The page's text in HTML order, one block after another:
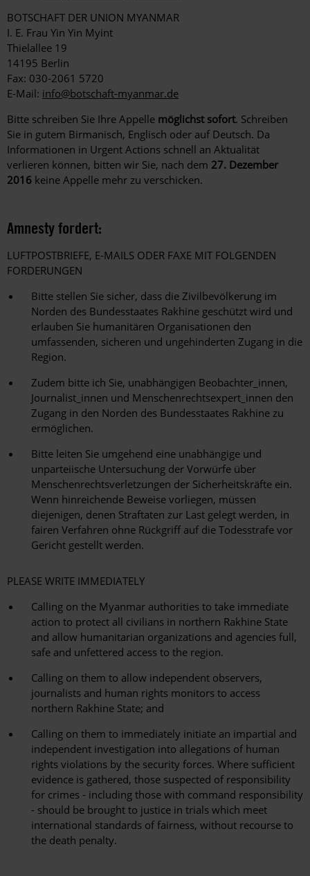
BOTSCHAFT DER UNION MYANMAR
I. E. Frau Yin Yin Myint
Thielallee 19
14195 Berlin
Fax: 030-2061 5720
E-Mail: info@botschaft-myanmar.de
Bitte schreiben Sie Ihre Appelle möglichst sofort. Schreiben
Sie in gutem Birmanisch, Englisch oder auf Deutsch. Da
Informationen in Urgent Actions schnell an Aktualität
verlieren können, bitten wir Sie, nach dem 27. Dezember
2016 keine Appelle mehr zu verschicken.
Amnesty fordert:
LUFTPOSTBRIEFE, E-MAILS ODER FAXE MIT FOLGENDEN
FORDERUNGEN
Bitte stellen Sie sicher, dass die Zivilbevölkerung im
Norden des Bundesstaates Rakhine geschützt wird und
erlauben Sie humanitären Organisationen den
umfassenden, sicheren und ungehinderten Zugang in die
Region.
Zudem bitte ich Sie, unabhängigen Beobachter_innen,
Journalist_innen und Menschenrechtsexpert_innen den
Zugang in den Norden des Bundesstaates Rakhine zu
ermöglichen.
Bitte leiten Sie umgehend eine unabhängige und
unparteiische Untersuchung der Vorwürfe über
Menschenrechtsverletzungen der Sicherheitskräfte ein.
Wenn hinreichende Beweise vorliegen, müssen
diejenigen, denen Straftaten zur Last gelegt werden, in
fairen Verfahren ohne Rückgriff auf die Todesstrafe vor
Gericht gestellt werden.
PLEASE WRITE IMMEDIATELY
Calling on the Myanmar authorities to take immediate
action to protect all civilians in northern Rakhine State
and allow humanitarian organizations and agencies full,
safe and unfettered access to the region.
Calling on them to allow independent observers,
journalists and human rights monitors to access
northern Rakhine State; and
Calling on them to immediately initiate an impartial and
independent investigation into allegations of human
rights violations by the security forces. Where sufficient
evidence is gathered, those suspected of responsibility
for crimes - including those with command responsibility
- should be brought to justice in trials which meet
international standards of fairness, without recourse to
the death penalty.